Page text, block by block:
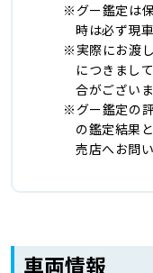
グー鑑定は
時は必ず現
実際にお渡
につきまし
合がございま
グー鑑定の
の鑑定結果
売店へお問
車両情報